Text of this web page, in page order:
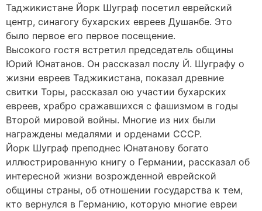
Таджикистане Йорк Шуграф посетил еврейский
центр, синагогу бухарских евреев Душанбе. Это
было первое его первое посещение.
Высокого гостя встретил председатель общины
Юрий Юнатанов. Он рассказал послу Й. Шуграфу о
жизни евреев Таджикистана, показал древние
свитки Торы, рассказал ою участии бухарских
евреев, храбро сражавшихся с фашизмом в годы
Второй мировой войны. Многие из них были
награждены медалями и орденами СССР.
Йорк Шуграф преподнес Юнатанову богато
иллюстрированную книгу о Германии, рассказал об
интересной жизни возрожденной еврейской
общины страны, об отношении государства к тем,
кто вернулся в Германию, которую многие евреи